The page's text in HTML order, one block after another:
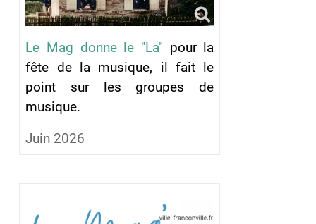
Le Mag donne le "La" pour la
fête de la musique, il fait le
point sur les groupes de
musique.
Juin 2026